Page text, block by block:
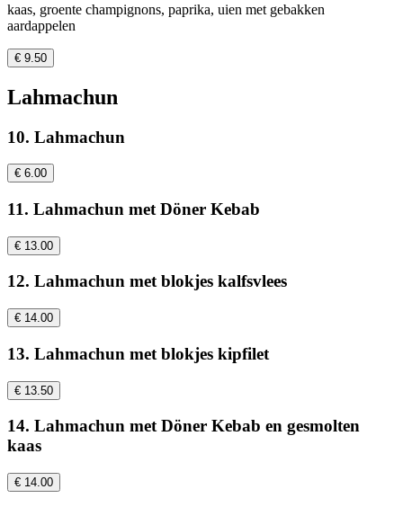
kaas, groente champignons, paprika, uien met gebakken
aardappelen
€ 9.50
Lahmachun
10. Lahmachun
€ 6.00
11. Lahmachun met Döner Kebab
€ 13.00
12. Lahmachun met blokjes kalfsvlees
€ 14.00
13. Lahmachun met blokjes kipfilet
€ 13.50
14. Lahmachun met Döner Kebab en gesmolten
kaas
€ 14.00